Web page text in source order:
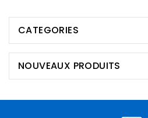
CATEGORIES
NOUVEAUX PRODUITS